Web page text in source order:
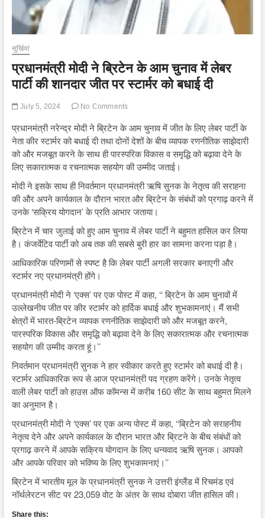
सुर्खियां
प्रधानमंत्री मोदी ने ब्रिटेन के आम चुनाव में लेबर
पार्टी की शानदार जीत पर स्टार्मर को बधाई दी
July 5, 2024 No Comments
प्रधानमंत्री नरेन्द्र मोदी ने ब्रिटेन के आम चुनाव में जीत के लिए लेबर पार्टी के
नेता कीर स्टार्मर को बधाई दी तथा दोनों देशों के बीच व्यापक रणनीतिक साझेदारी
को और मजबूत करने के साथ ही पारस्परिक विकास व समृद्धि को बढ़ावा देने के
लिए सकारात्मक व रचनात्मक सहयोग की उम्मीद जताई।
मोदी ने इसके साथ ही निवर्तमान प्रधानमंत्री ऋषि सुनक के नेतृत्व की सराहना
की और अपने कार्यकाल के दौरान भारत और ब्रिटेन के संबंधों को प्रगाढ़ करने में
उनके ‘सक्रिय योगदान’ के प्रति आभार जताया।
ब्रिटेन में चार जुलाई को हुए आम चुनाव में लेबर पार्टी ने बहुमत हासिल कर लिया
है। कंजर्वेटिव पार्टी को अब तक की सबसे बुरी हार का सामना करना पड़ा है।
आधिकारिक परिणामों से स्पष्ट है कि लेबर पार्टी अगली सरकार बनाएगी और
स्टार्मर नए प्रधानमंत्री होंगे।
प्रधानमंत्री मोदी ने ‘एक्स’ पर एक पोस्ट में कहा, ‘‘ ब्रिटेन के आम चुनावों में
उल्लेखनीय जीत पर कीर स्टार्मर को हार्दिक बधाई और शुभकामनाएं। मैं सभी
क्षेत्रों में भारत-ब्रिटेन व्यापक रणनीतिक साझेदारी को और मजबूत करने,
पारस्परिक विकास और समृद्धि को बढ़ावा देने के लिए सकारात्मक और रचनात्मक
सहयोग की उम्मीद करता हूं।’’
निवर्तमान प्रधानमंत्री सुनक ने हार स्वीकार करते हुए स्टार्मर को बधाई दी है।
स्टार्मर आधिकारिक रूप से आज प्रधानमंत्री पद ग्रहण करेंगे। उनके नेतृत्व
वाली लेबर पार्टी को हाउस ऑफ कॉमन्स में करीब 160 सीट के साथ बहुमत मिलने
का अनुमान है।
प्रधानमंत्री मोदी ने ‘एक्स’ पर एक अन्य पोस्ट में कहा, ‘‘ब्रिटेन को सराहनीय
नेतृत्व देने और अपने कार्यकाल के दौरान भारत और ब्रिटने के बीच संबंधों को
प्रगाढ़ करने में आपके सक्रिय योगदान के लिए धन्यवाद ऋषि सुनक। आपको
और आपके परिवार को भविष्य के लिए शुभकामनाएं।’’
ब्रिटेन में भारतीय मूल के प्रधानमंत्री सुनक ने उत्तरी इंग्लैंड में रिचमंड एवं
नॉर्थलेरटन सीट पर 23,059 वोट के अंतर के साथ दोबारा जीत हासिल की।
Share this: